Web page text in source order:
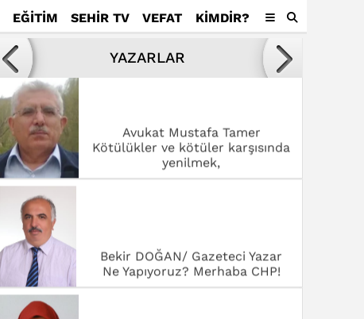
EĞİTİM SEHİR TV VEFAT KIMDIR?
YAZARLAR
Avukat Mustafa Tamer
Kötülükler ve kötüler karşısında
yenilmek,
Bekir DOĞAN/ Gazeteci Yazar
Ne Yapıyoruz? Merhaba CHP!
Dr. Fatmagül Saklavcı
SANAT ŞEHRİ ROMA’DA
ULUSLARARASI KONGRE